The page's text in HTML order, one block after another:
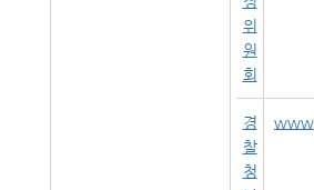
위
원
회
경
찰
청